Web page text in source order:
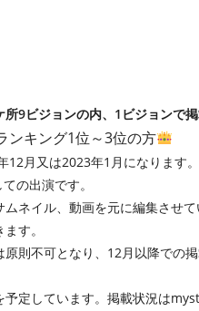
所9ビジョンの内、1ビジョンで
ンキング1位～3位の方
月又は2023年1月になります。
の出演です。
ネイル、動画を元に編集させて
す。
則不可となり、12月以降での
定しています。掲載状況は